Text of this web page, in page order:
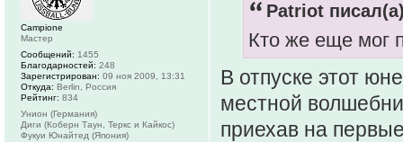
Patriot
Кто же еще мог
В отпуске этот
местной
приехав на
Campione
Мастер
Сообщений: 1455
Благодарностей: 248
Зарегистрирован: 09 ноя 2009, 13:31
Откуда: Berlin, Россия
Рейтинг: 834
Унион (Германия)
Диги (Коберн Таун, Теркс и Кайкос)
Фукуи Юнайтед (Япония)